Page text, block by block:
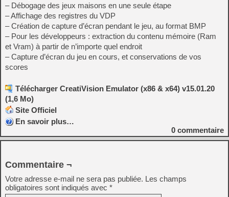
– Débogage des jeux maisons en une seule étape
– Affichage des registres du VDP
– Création de capture d’écran pendant le jeu, au format BMP
– Pour les développeurs : extraction du contenu mémoire (Ram
et Vram) à partir de n’importe quel endroit
– Capture d’écran du jeu en cours, et conservations de vos
scores
Télécharger CreatiVision Emulator (x86 & x64) v15.01.20
(1,6 Mo)
Site Officiel
En savoir plus…
0 commentaire
Commentaire ¬
Votre adresse e-mail ne sera pas publiée. Les champs
obligatoires sont indiqués avec *